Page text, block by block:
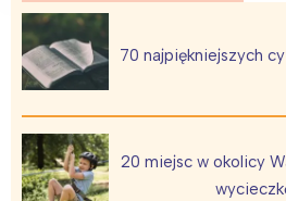
70 najpiękniejszych
20 miejsc w okolicy